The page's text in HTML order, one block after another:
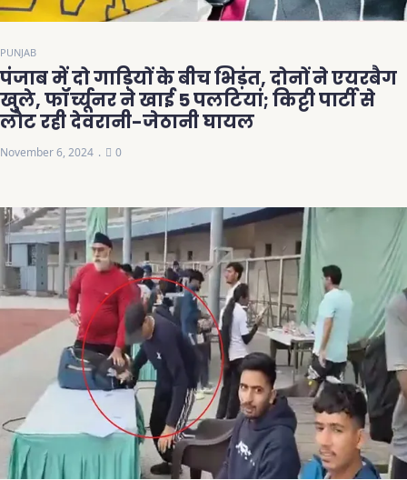
PUNJAB
पंजाब में दो गाड़ियों के बीच भिड़ंत, दोनों ने एयरबैग
खुले, फॉर्च्यूनर ने खाई 5 पलटियां; किट्टी पार्टी से
लौट रही देवरानी-जेठानी घायल
November 6, 2024 0